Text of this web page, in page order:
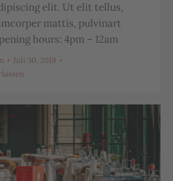
elit. Ut elit tellus,
mattis, pulvinart
hours: 4pm – 12am
Juli 30, 2019